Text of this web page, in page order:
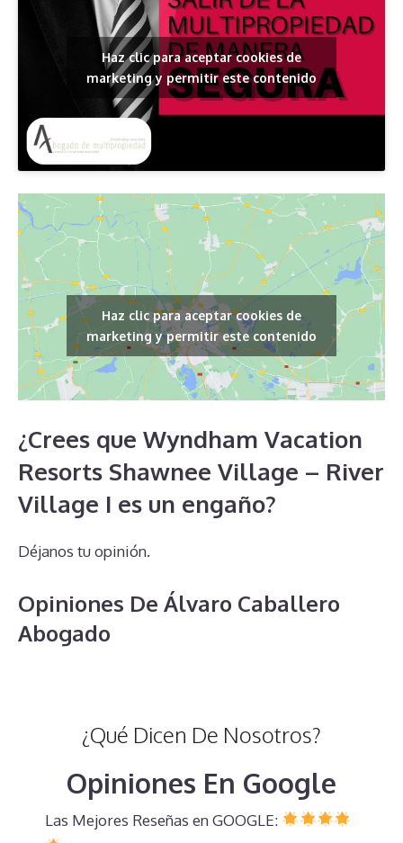
Haz clic para aceptar cookies de
marketing y permitir este contenido
Haz clic para aceptar cookies de
marketing y permitir este contenido
¿Crees que Wyndham Vacation
Resorts Shawnee Village – River
Village I es un engaño?
Déjanos tu opinión.
Opiniones De Álvaro Caballero
Abogado
¿Qué Dicen De Nosotros?
Opiniones En Google
Las Mejores Reseñas en GOOGLE: